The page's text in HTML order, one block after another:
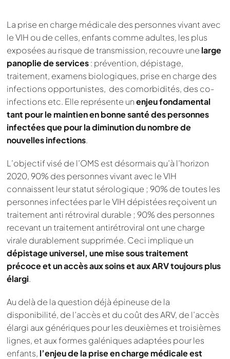
La prise en charge médicale des personnes vivant avec
le VIH ou de celles, enfants comme adultes, les plus
exposées au risque de transmission, recouvre une large
panoplie de services: prévention, dépistage,
traitement, examens biologiques, prise en charge des
infections opportunistes, des comorbidités, des co-
infections etc. Elle représente unenjeu fondamental
tant pour le maintien en bonne santé des personnes
infectées que pour la diminution du nombre de
nouvelles infections.
L’objectif visé de l’OMS est désormais qu’à l’horizon
2020, 90% des personnes vivant avec le VIH
connaissent leur statut sérologique ; 90% de toutes les
personnes infectées par le VIH dépistées reçoivent un
traitement anti rétroviral durable ; 90% des personnes
recevant un traitement antirétroviral ont une charge
virale durablement supprimée. Ceci implique un
dépistage universel, une mise sous traitement
précoce et un accès aux soins et aux ARV toujours plus
élargi.
Au delà de la question déjà épineuse de la
disponibilité, de l’accès et du coût des ARV, de l’accès
élargi aux génériques pour les deuxièmes et troisièmes
lignes, et aux formes galéniques adaptées pour les
enfants, l’enjeu de la prise en charge médicale est